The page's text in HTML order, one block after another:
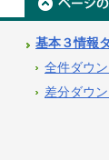
基本３情報
全件ダウ
差分ダウ